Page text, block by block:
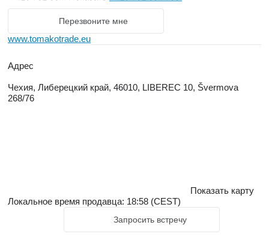
Перезвоните мне
www.tomakotrade.eu
Адрес
Чехия, Либерецкий край, 46010, LIBEREC 10, Švermova
268/76
Показать карту
Локальное время продавца: 18:58 (CEST)
Запросить встречу